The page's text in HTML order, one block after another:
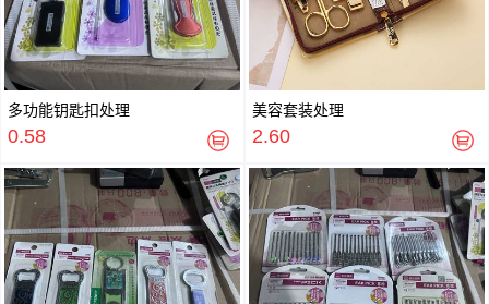
多功能钥匙扣处理
0.58
美容套装处理
2.60